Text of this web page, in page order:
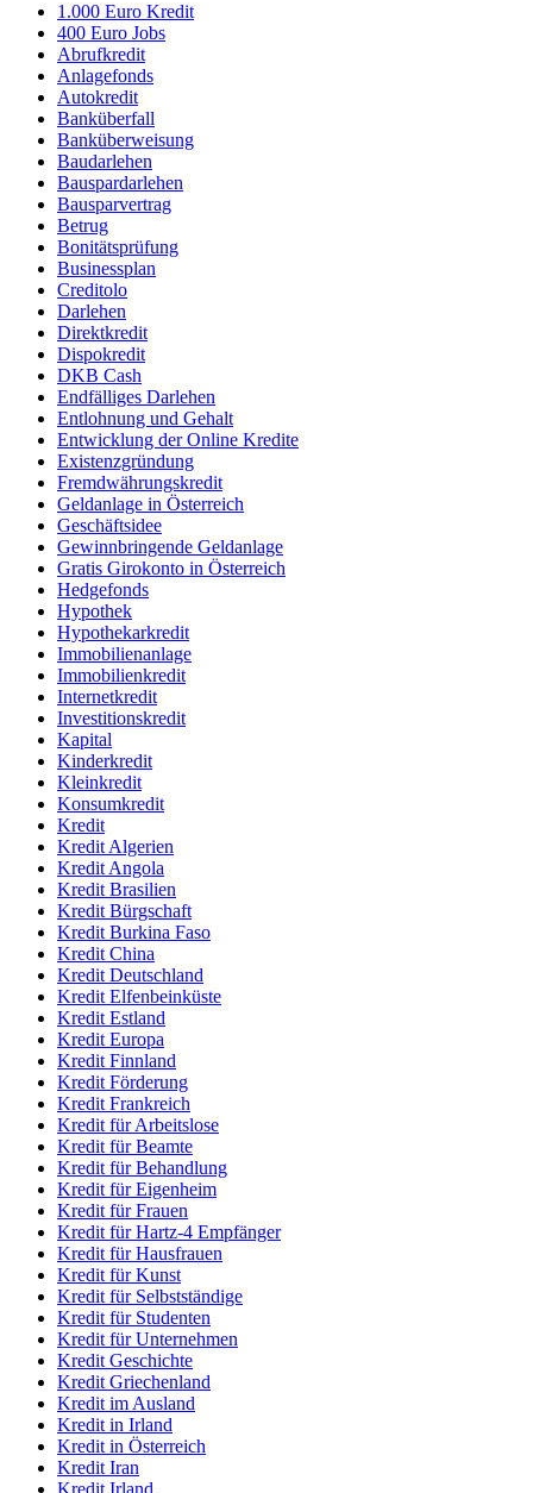
1.000 Euro Kredit
400 Euro Jobs
Abrufkredit
Anlagefonds
Autokredit
Banküberfall
Banküberweisung
Baudarlehen
Bauspardarlehen
Bausparvertrag
Betrug
Bonitätsprüfung
Businessplan
Creditolo
Darlehen
Direktkredit
Dispokredit
DKB Cash
Endfälliges Darlehen
Entlohnung und Gehalt
Entwicklung der Online Kredite
Existenzgründung
Fremdwährungskredit
Geldanlage in Österreich
Geschäftsidee
Gewinnbringende Geldanlage
Gratis Girokonto in Österreich
Hedgefonds
Hypothek
Hypothekarkredit
Immobilienanlage
Immobilienkredit
Internetkredit
Investitionskredit
Kapital
Kinderkredit
Kleinkredit
Konsumkredit
Kredit
Kredit Algerien
Kredit Angola
Kredit Brasilien
Kredit Bürgschaft
Kredit Burkina Faso
Kredit China
Kredit Deutschland
Kredit Elfenbeinküste
Kredit Estland
Kredit Europa
Kredit Finnland
Kredit Förderung
Kredit Frankreich
Kredit für Arbeitslose
Kredit für Beamte
Kredit für Behandlung
Kredit für Eigenheim
Kredit für Frauen
Kredit für Hartz-4 Empfänger
Kredit für Hausfrauen
Kredit für Kunst
Kredit für Selbstständige
Kredit für Studenten
Kredit für Unternehmen
Kredit Geschichte
Kredit Griechenland
Kredit im Ausland
Kredit in Irland
Kredit in Österreich
Kredit Iran